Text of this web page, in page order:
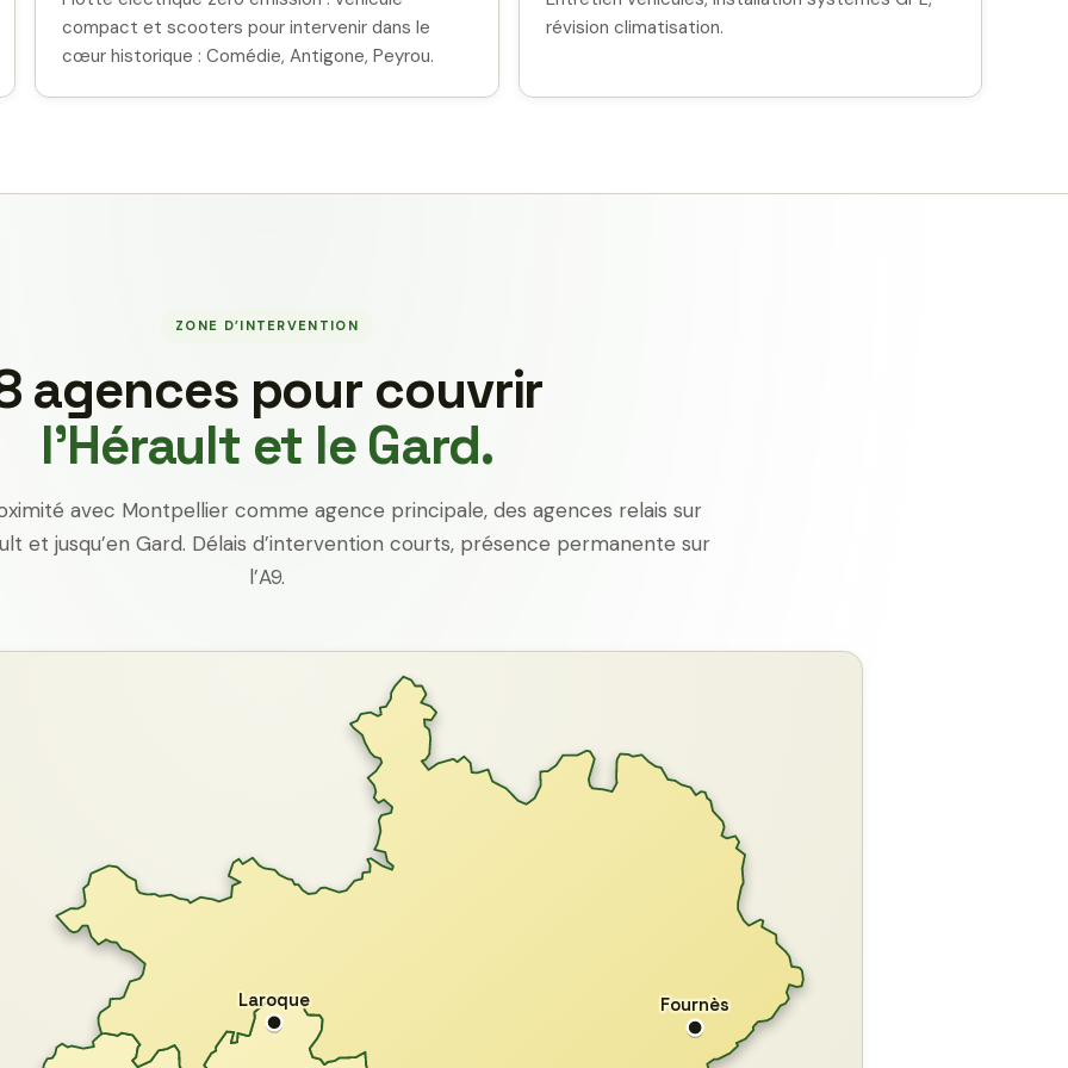
compact et scooters pour intervenir dans le
cœur historique : Comédie, Antigone, Peyrou.
révision climatisation.
ZONE D’INTERVENTION
agences pour couvrir
l’Hérault et le Gard.
avec Montpellier comme agence principale, des agences relais sur
et jusqu’en Gard. Délais d’intervention courts, présence permanente sur
l’A9.
Laroque Fournès